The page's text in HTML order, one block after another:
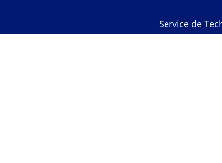
Service de